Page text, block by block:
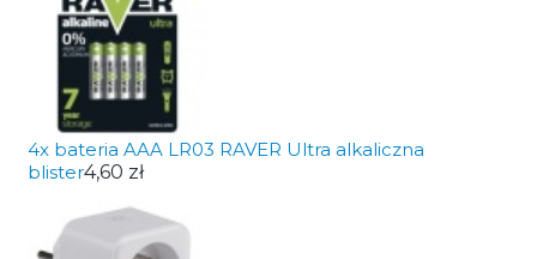
4x bateria AAA LR03 RAVER Ultra alkaliczna
blister4,60 zł